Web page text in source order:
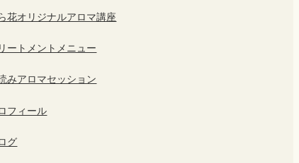
花オリジナルアロマ講座
ートメントメニュー
みアロマセッション
フィール
グ